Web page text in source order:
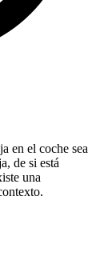
en el coche sea
de si está
una